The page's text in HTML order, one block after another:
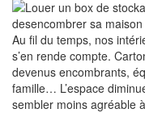
Au fil du temps, nos
s’en rende compte.
devenus encombrants,
famille… L’espace
sembler moins agréable